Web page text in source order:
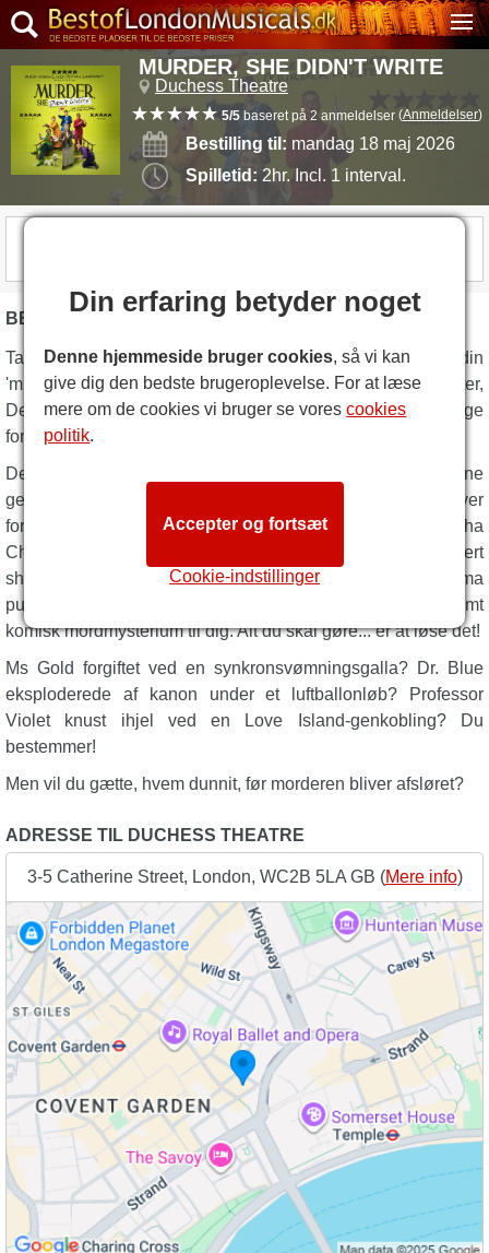
MURDER, SHE DIDN'T WRITE
Duchess Theatre
5/5 baseret på 2 anmeldelser (Anmeldelser)
Bestilling til: mandag 18 maj 2026
Spilletid: 2hr. Incl. 1 interval.
BESKRIVELSE AF MURDER, SHE DIDN'T WRITE
Tag din deerstalker på, tag dit forstørrelsesglas, og få din
'mistanke-finger' klar, fordi Edinburgh Fringe-favoritter,
Degrees of Error, bringer deres mange udsolgte show tilbage
for din slædefornøjelse.
De vil skabe et klassisk mordmysterium på stedet i denne
geniale improviserede komedie. Du, publikum, bliver
forfatteren, når rollebesætningen udspiller dit helt eget Agatha
Christie-inspirerede mesterværk live på scenen. Ved hvert
show bruger dette ekstraordinært talentfulde firma
publikumsforslag til at skabe et unikt, originalt og ekstremt
komisk mordmysterium til dig. Alt du skal gøre... er at løse det!
Ms Gold forgiftet ved en synkronsvømningsgalla? Dr. Blue
eksploderede af kanon under et luftballonløb? Professor
Violet knust ihjel ved en Love Island-genkobling? Du
bestemmer!
Men vil du gætte, hvem dunnit, før morderen bliver afsløret?
ADRESSE TIL DUCHESS THEATRE
3-5 Catherine Street, London, WC2B 5LA GB (Mere info)
Din erfaring betyder noget
Denne hjemmeside bruger cookies, så vi kan
give dig den bedste brugeroplevelse. For at læse
mere om de cookies vi bruger se vorescookies
politik.
Cookie-indstillinger
Accepter og fortsæt